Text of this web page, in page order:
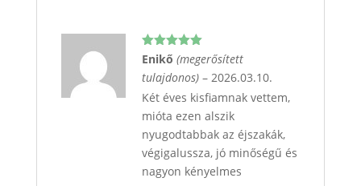
Értékelés:
Enikő (megerősített
tulajdonos) – 2026.03.10.
Két éves kisfiamnak vettem,
mióta ezen alszik
nyugodtabbak az éjszakák,
végigalussza, jó minőségű és
nagyon kényelmes